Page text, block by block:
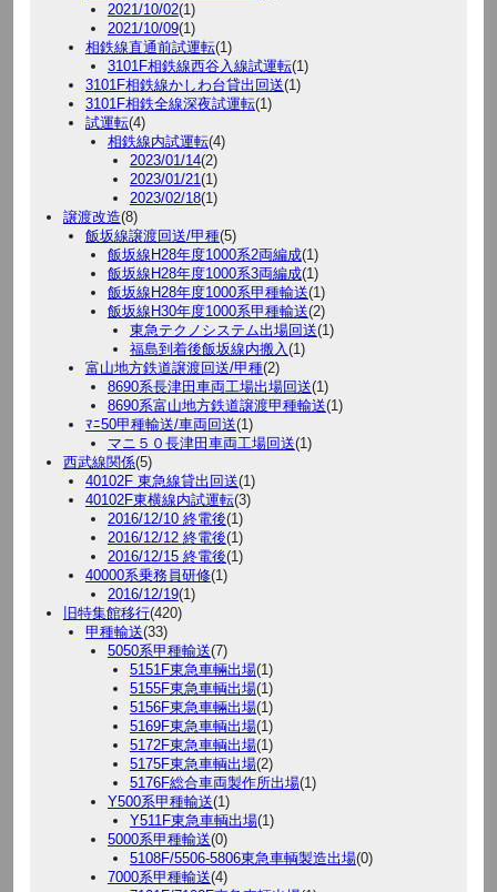
2021/10/02(1)
2021/10/09(1)
相鉄線直通前試運転(1)
3101F相鉄線西谷入線試運転(1)
3101F相鉄線かしわ台貸出回送(1)
3101F相鉄全線深夜試運転(1)
試運転(4)
相鉄線内試運転(4)
2023/01/14(2)
2023/01/21 (1)
2023/02/18(1)
譲渡改造(8)
飯坂線譲渡回送/甲種(5)
飯坂線H28年度1000系2両編成(1)
飯坂線H28年度1000系3両編成(1)
飯坂線H28年度1000系甲種輸送(1)
飯坂線H30年度1000系甲種輸送(2)
東急テクノシステム出場回送(1)
福島到着後飯坂線内搬入 (1)
富山地方鉄道譲渡回送/甲種(2)
8690系長津田車両工場出場回送(1)
8690系富山地方鉄道譲渡甲種輸送(1)
ﾏﾆ50甲種輸送/車両回送(1)
マニ５０長津田車両工場回送(1)
西武線関係(5)
40102F 東急線貸出回送(1)
40102F東横線内試運転(3)
2016/12/10 終電後(1)
2016/12/12 終電後(1)
2016/12/15 終電後(1)
40000系乗務員研修(1)
2016/12/19(1)
旧特集館移行(420)
甲種輸送(33)
5050系甲種輸送(7)
5151F東急車輛出場(1)
5155F東急車輌出場(1)
5156F東急車輛出場(1)
5169F東急車輌出場(1)
5172F東急車輌出場(1)
5175F東急車輌出場(2)
5176F総合車両製作所出場(1)
Y500系甲種輸送(1)
Y511F東急車輌出場(1)
5000系甲種輸送(0)
5108F/5506-5806東急車輌製造出場(0)
7000系甲種輸送(4)